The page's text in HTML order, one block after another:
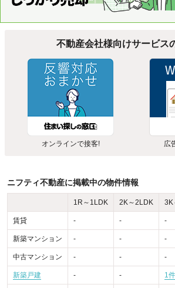
不動産会社様向けサービス
オンラインで接客! 広
ニフティ不動産に掲載中の物件情報
1R～1LDK 2K～2LDK 3K
賃貸 - - -
新築マンション - - -
中古マンション - - -
新築戸建 - - 1件